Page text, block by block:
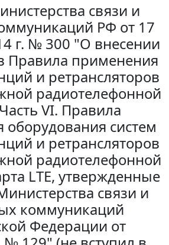
связи и
РФ от 17
г. № 300 "О внесении
Правила применения
и ретрансляторов
радиотелефонной
VI. Правила
систем
и ретрансляторов
радиотелефонной
LTE, утвержденные
связи и
коммуникаций
Федерации от